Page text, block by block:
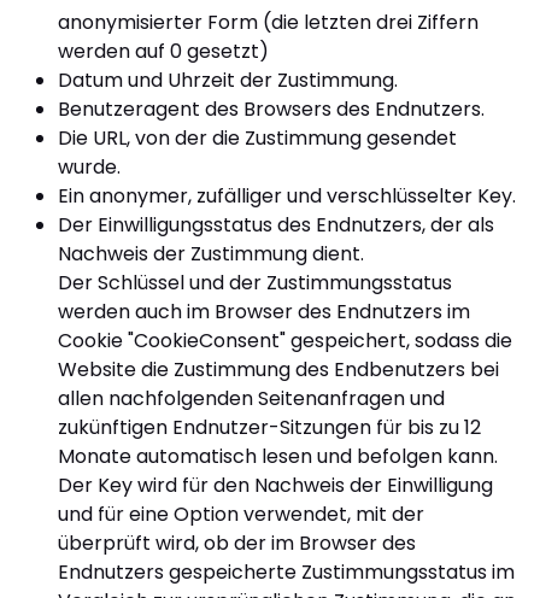
anonymisierter Form (die letzten drei Ziffern
werden auf 0 gesetzt)
Datum und Uhrzeit der Zustimmung.
Benutzeragent des Browsers des Endnutzers.
Die URL, von der die Zustimmung gesendet
wurde.
Ein anonymer, zufälliger und verschlüsselter Key.
Der Einwilligungsstatus des Endnutzers, der als
Nachweis der Zustimmung dient.
Der Schlüssel und der Zustimmungsstatus
werden auch im Browser des Endnutzers im
Cookie "CookieConsent" gespeichert, sodass die
Website die Zustimmung des Endbenutzers bei
allen nachfolgenden Seitenanfragen und
zukünftigen Endnutzer-Sitzungen für bis zu 12
Monate automatisch lesen und befolgen kann.
Der Key wird für den Nachweis der Einwilligung
und für eine Option verwendet, mit der
überprüft wird, ob der im Browser des
Endnutzers gespeicherte Zustimmungsstatus im